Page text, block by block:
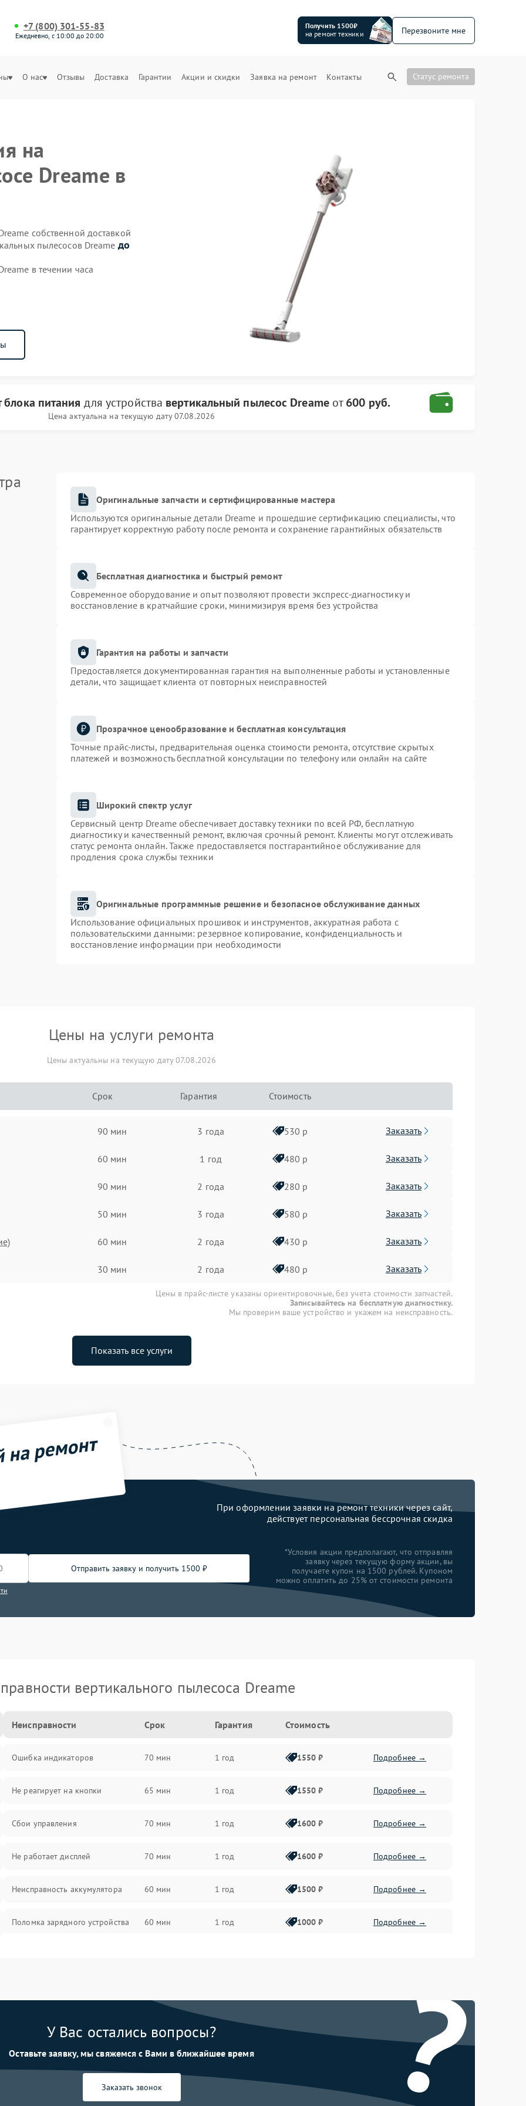
+7 (800) 301-55-83
Ежедневно, с 10:00 до 20:00
Получить 1500₽
на ремонт техники
Перезвоните мне
О нас Отзывы Доставка Гарантии Акции и скидки Заявка на ремонт Контакты Статус ремонта
на
Dreame в
собственной доставкой
пылесосов Dreame до
в течении часа
блока питания для устройства вертикальный пылесос Dreameот600 руб.
Цена актуальна на текущую дату 07.08.2026
Оригинальные запчасти и сертифицированные мастера
Используются оригинальные детали Dreame и прошедшие сертификацию специалисты, что
гарантирует корректную работу после ремонта и сохранение гарантийных обязательств
Бесплатная диагностика и быстрый ремонт
Современное оборудование и опыт позволяют провести экспресс-диагностику и
восстановление в кратчайшие сроки, минимизируя время без устройства
Гарантия на работы и запчасти
Предоставляется документированная гарантия на выполненные работы и установленные
детали, что защищает клиента от повторных неисправностей
Прозрачное ценообразование и бесплатная консультация
Точные прайс-листы, предварительная оценка стоимости ремонта, отсутствие скрытых
платежей и возможность бесплатной консультации по телефону или онлайн на сайте
Широкий спектр услуг
Сервисный центр Dreame обеспечивает доставку техники по всей РФ, бесплатную
диагностику и качественный ремонт, включая срочный ремонт. Клиенты могут отслеживать
статус ремонта онлайн. Также предоставляется постгарантийное обслуживание для
продления срока службы техники
Оригинальные программные решение и безопасное обслуживание данных
Использование официальных прошивок и инструментов, аккуратная работа с
пользовательскими данными: резервное копирование, конфиденциальность и
восстановление информации при необходимости
Цены на услуги ремонта
Цены актуальны на текущую дату 07.08.2026
Срок Гарантия Стоимость
90 мин 3 года 530 р Заказать
60 мин 1 год 480 р Заказать
90 мин 2 года 280 р Заказать
50 мин 3 года 580 р Заказать
60 мин 2 года 430 р Заказать
30 мин 2 года 480 р Заказать
Цены в прайс-листе указаны ориентировочные, без учета стоимости запчастей.
Записывайтесь на бесплатную диагностику.
Мы проверим ваше устройство и укажем на неисправность.
Показать все услуги
ремонт
При оформлении заявки на ремонт техники через сайт,
действует персональная бессрочная скидка
Отправить заявку и получить 1500 ₽
*Условия акции предполагают, что отправляя
заявку через текущую форму акции, вы
получаете купон на 1500 рублей. Купоном
можно оплатить до 25% от стоимости ремонта
вертикального пылесоса Dreame
Неисправности Срок Гарантия Стоимость
Ошибка индикаторов 70 мин 1 год 1550 ₽ Подробнее →
Не реагирует на кнопки 65 мин 1 год 1550 ₽ Подробнее →
Сбои управления 70 мин 1 год 1600 ₽ Подробнее →
Не работает дисплей 70 мин 1 год 1600 ₽ Подробнее →
Неисправность аккумулятора 60 мин 1 год 1500 ₽ Подробнее →
Поломка зарядного устройства 60 мин 1 год 1000 ₽ Подробнее →
Неисправность системы
индикации
60 мин 1 год 1000 ₽
Неисправность системы защиты от
1 год Подробнее →
?
У Вас остались вопросы?
Оставьте заявку, мы свяжемся с Вами в ближайшее время
Заказать звонок